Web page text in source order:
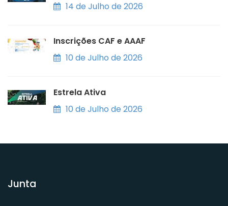
14 de Julho de 2026
Inscrições CAF e AAAF
10 de Julho de 2026
Estrela Ativa
10 de Julho de 2026
Junta